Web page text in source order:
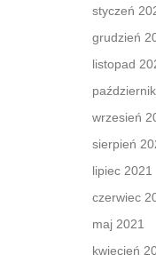
styczeń
grudzień
listopad
wrzesień
sierpień
lipiec 2021
czerwiec
maj 2021
kwiecień